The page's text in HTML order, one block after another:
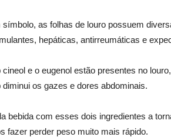
as folhas de louro possuem
hepáticas, antirreumáticas e
e o eugenol estão presentes no
os gazes e dores abdominais.
bebida com esses dois ingredientes a
fazer perder peso muito mais rápido.